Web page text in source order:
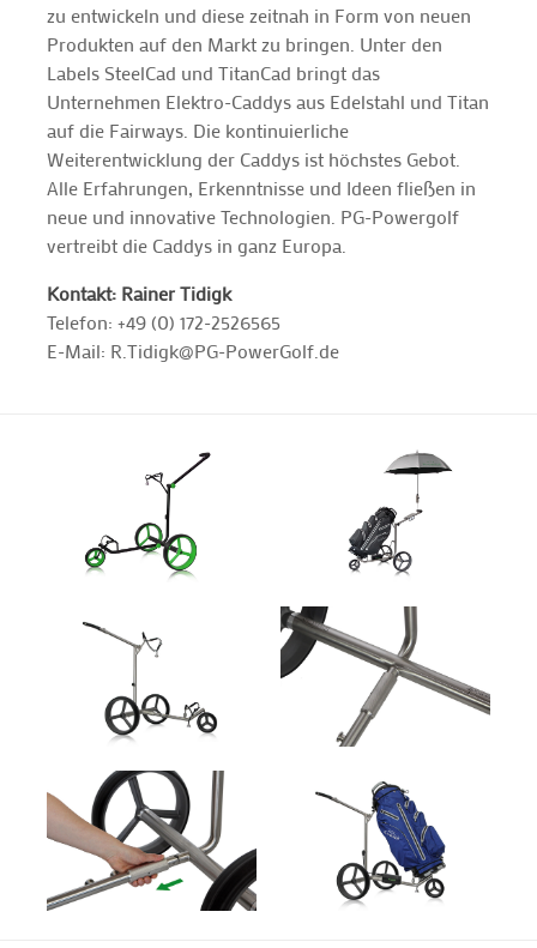
zu entwickeln und diese zeitnah in Form von neuen
Produkten auf den Markt zu bringen. Unter den
Labels SteelCad und TitanCad bringt das
Unternehmen Elektro-Caddys aus Edelstahl und Titan
auf die Fairways. Die kontinuierliche
Weiterentwicklung der Caddys ist höchstes Gebot.
Alle Erfahrungen, Erkenntnisse und Ideen fließen in
neue und innovative Technologien. PG-Powergolf
vertreibt die Caddys in ganz Europa.
Kontakt: Rainer Tidigk
Telefon: +49 (0) 172-2526565
E-Mail: R.Tidigk@PG-PowerGolf.de